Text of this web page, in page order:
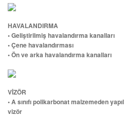
HAVALANDIRMA
• Geliştirilmiş havalandırma kanalları
• Çene havalandırması
• Ön ve arka havalandırma kanalları
VİZÖR
• A sınıfı polikarbonat malzemeden
vizör